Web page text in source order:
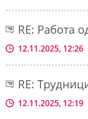
RE: Работа
12.11.2025, 12:26
RE:
12.11.2025, 12:19